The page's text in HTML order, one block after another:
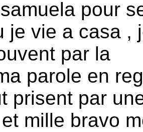
pour
je vie a casa ,
par la
parole en
prisent par
mille bravo